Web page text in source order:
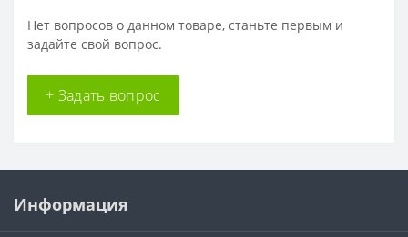
Нет вопросов о данном товаре, станьте первым и
задайте свой вопрос.
+ Задать вопрос
Информация